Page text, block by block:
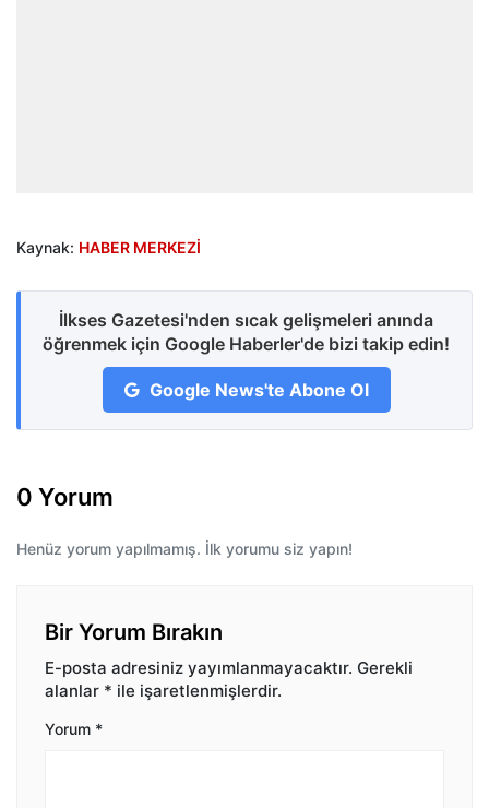
Kaynak: HABER MERKEZİ
İlkses Gazetesi'nden sıcak gelişmeleri anında
öğrenmek için Google Haberler'de bizi takip edin!
Google News'te Abone Ol
0 Yorum
Henüz yorum yapılmamış. İlk yorumu siz yapın!
Bir Yorum Bırakın
E-posta adresiniz yayımlanmayacaktır. Gerekli
alanlar * ile işaretlenmişlerdir.
Yorum *